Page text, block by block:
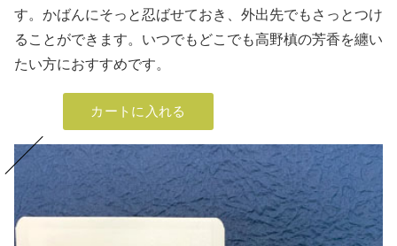
す。かばんにそっと忍ばせておき、外出先でもさっとつけ
ることができます。いつでもどこでも高野槙の芳香を纏い
たい方におすすめです。